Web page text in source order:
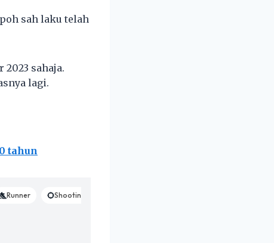
sah laku telah
sahaja.
lagi.
tahun